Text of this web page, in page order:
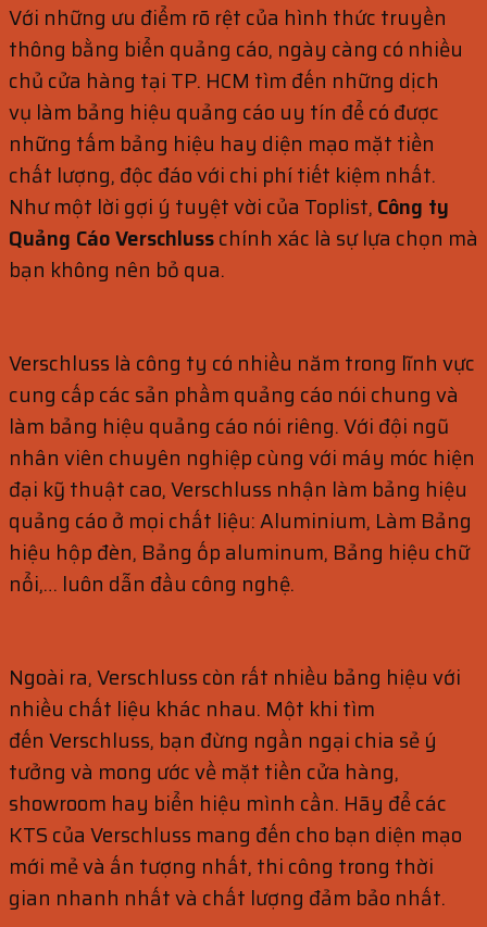
Với những ưu điểm rõ rệt của hình thức truyền
thông bằng biển quảng cáo, ngày càng có nhiều
chủ cửa hàng tại TP. HCM tìm đến những dịch
vụ làm bảng hiệu quảng cáo uy tín để có được
những tấm bảng hiệu hay diện mạo mặt tiền
chất lượng, độc đáo với chi phí tiết kiệm nhất.
Như một lời gợi ý tuyệt vời của Toplist, Công ty
Quảng Cáo Verschlusschính xác là sự lựa chọn mà
bạn không nên bỏ qua.
Verschluss là công ty có nhiều năm trong lĩnh vực
cung cấp các sản phầm quảng cáo nói chung và
làm bảng hiệu quảng cáo nói riêng. Với đội ngũ
nhân viên chuyên nghiệp cùng với máy móc hiện
đại kỹ thuật cao, Verschluss nhận làm bảng hiệu
quảng cáo ở mọi chất liệu: Aluminium, Làm Bảng
hiệu hộp đèn, Bảng ốp aluminum, Bảng hiệu chữ
nổi,… luôn dẫn đầu công nghệ.
Ngoài ra, Verschluss còn rất nhiều bảng hiệu với
nhiều chất liệu khác nhau. Một khi tìm
đến Verschluss, bạn đừng ngần ngại chia sẻ ý
tưởng và mong ước về mặt tiền cửa hàng,
showroom hay biển hiệu mình cần. Hãy để các
KTS của Verschluss mang đến cho bạn diện mạo
mới mẻ và ấn tượng nhất, thi công trong thời
gian nhanh nhất và chất lượng đảm bảo nhất.